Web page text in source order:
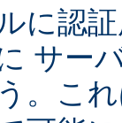
に認
サー
。こ